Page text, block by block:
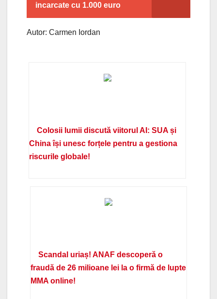
incarcate cu 1.000 euro
Autor: Carmen Iordan
Colosii lumii discută viitorul AI: SUA și
China își unesc forțele pentru a gestiona
riscurile globale!
Scandal uriaș! ANAF descoperă o
fraudă de 26 milioane lei la o firmă de lupte
MMA online!